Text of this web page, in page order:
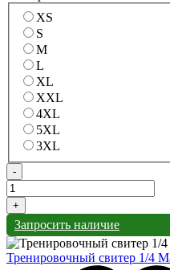
XS
S
M
L
XL
XXL
4XL
5XL
3XL
-
+
Запросить наличие
Тренировочный свитер 1/4